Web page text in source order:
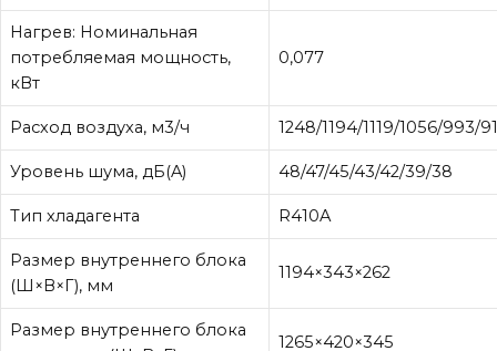
Нагрев: Номинальная
потребляемая мощность,
кВт
0,077
Расход воздуха, м3/ч 1248/1194/1119/1056/993/
Уровень шума, дБ(A) 48/47/45/43/42/39/38
Тип хладагента R410A
Размер внутреннего блока
(Ш×В×Г), мм
1194×343×262
Размер внутреннего блока
1265×420×345